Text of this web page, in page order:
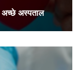
अच्छे अस्पताल